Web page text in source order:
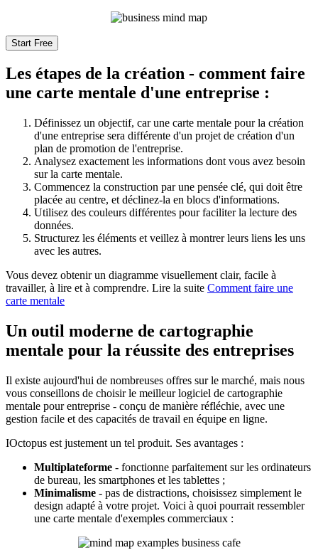
Start Free
Les étapes de la création - comment faire
une carte mentale d'une entreprise :
Définissez un objectif, car une carte mentale pour la création
d'une entreprise sera différente d'un projet de création d'un
plan de promotion de l'entreprise.
Analysez exactement les informations dont vous avez besoin
sur la carte mentale.
Commencez la construction par une pensée clé, qui doit être
placée au centre, et déclinez-la en blocs d'informations.
Utilisez des couleurs différentes pour faciliter la lecture des
données.
Structurez les éléments et veillez à montrer leurs liens les uns
avec les autres.
Vous devez obtenir un diagramme visuellement clair, facile à
travailler, à lire et à comprendre. Lire la suite Comment faire une
carte mentale
Un outil moderne de cartographie
mentale pour la réussite des entreprises
Il existe aujourd'hui de nombreuses offres sur le marché, mais nous
vous conseillons de choisir le meilleur logiciel de cartographie
mentale pour entreprise - conçu de manière réfléchie, avec une
gestion facile et des capacités de travail en équipe en ligne.
IOctopus est justement un tel produit. Ses avantages :
Multiplateforme - fonctionne parfaitement sur les ordinateurs
de bureau, les smartphones et les tablettes ;
Minimalisme - pas de distractions, choisissez simplement le
design adapté à votre projet. Voici à quoi pourrait ressembler
une carte mentale d'exemples commerciaux :